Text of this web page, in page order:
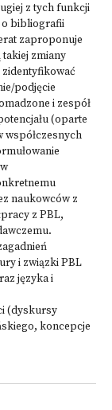
z tych funkcji
o bibliografii
zaproponuje
zmiany
podjęcie
i zespół
(oparte
współczesnych
naukowców z
z PBL,
i związki PBL
języka i
(dyskursy
koncepcje